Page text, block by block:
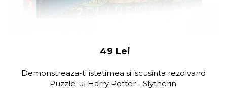
49 Lei
Demonstreaza-ti istetimea si iscusinta rezolvand
Puzzle-ul Harry Potter - Slytherin.